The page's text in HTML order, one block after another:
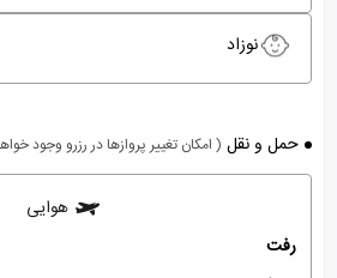
نوزاد
حمل و نقل ( امکان تغییر پروازها در رزرو وجود
هوایی
رفت